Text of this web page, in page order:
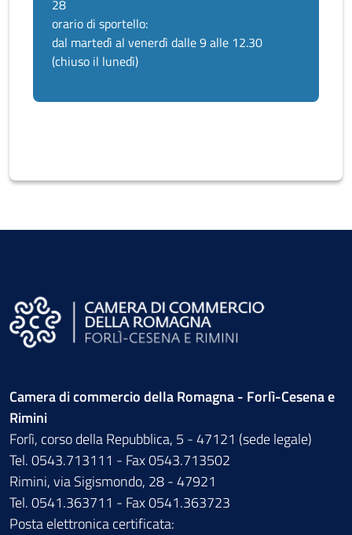
28
orario di sportello:
dal martedì al venerdì dalle 9 alle 12.30
(chiuso il lunedì)
Camera di commercio della Romagna - Forlì-Cesena e
Rimini
Forlì, corso della Repubblica, 5 - 47121 (sede legale)
Tel. 0543.713111 - Fax 0543.713502
Rimini, via Sigismondo, 28 - 47921
Tel. 0541.363711 - Fax 0541.363723
Posta elettronica certificata: